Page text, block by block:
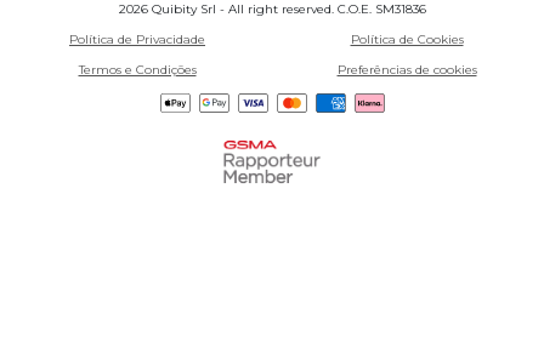
2026 Quibity Srl - All right reserved. C.O.E. SM31836
Política de Privacidade
Política de Cookies
Termos e Condições
Preferências de cookies